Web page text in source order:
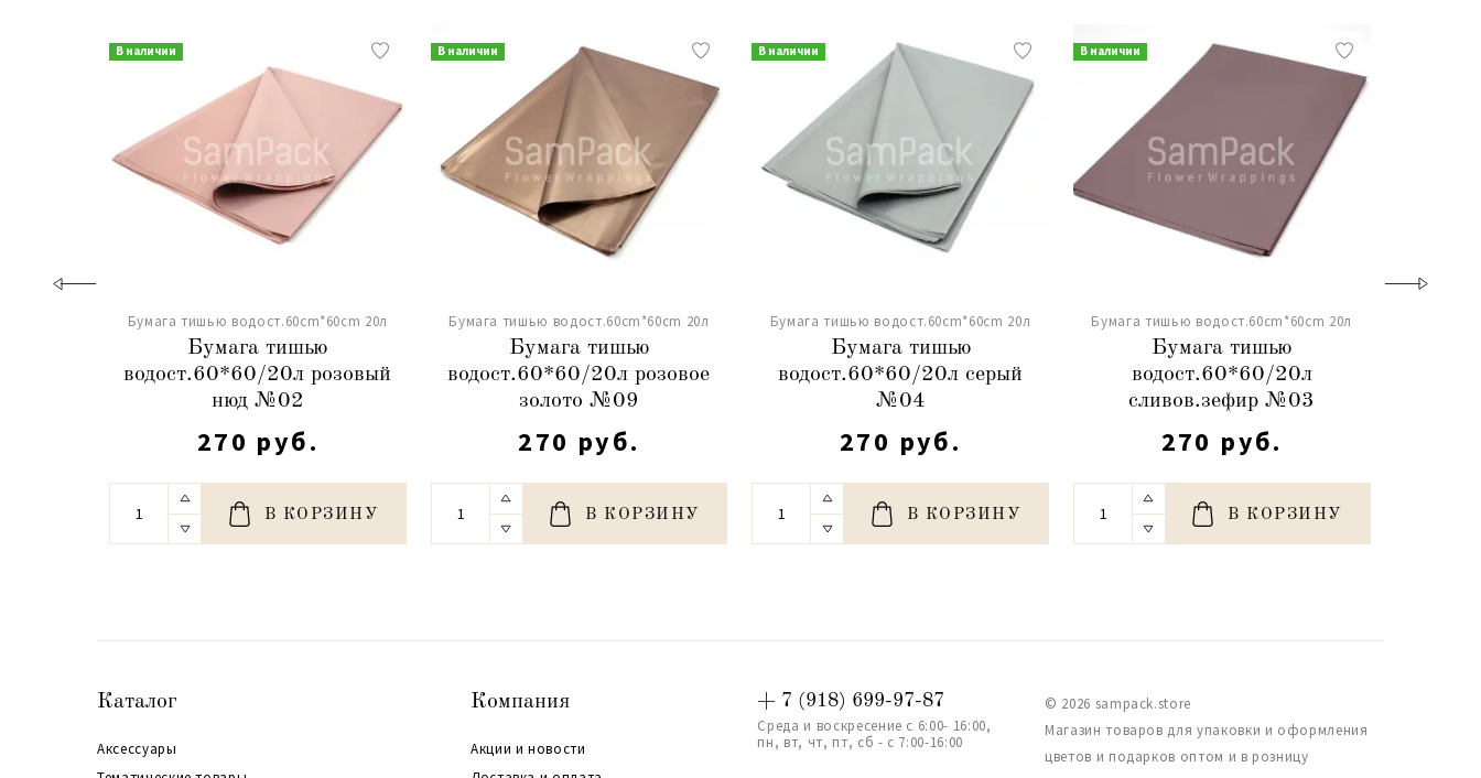
В наличии
Бумага тишью водост.60cm*60cm 20л
Бумага тишью
водост.60*60/20л розовый
нюд №02
270 руб.
В КОРЗИНУ
В наличии
Бумага тишью водост.60cm*60cm 20л
Бумага тишью
водост.60*60/20л розовое
золото №09
270 руб.
В КОРЗИНУ
В наличии
Бумага тишью водост.60cm*60cm 20л
Бумага тишью
водост.60*60/20л серый
№04
270 руб.
В КОРЗИНУ
В наличии
Бумага тишью водост.60cm*60cm 20л
Бумага тишью
водост.60*60/20л
сливов.зефир №03
270 руб.
В КОРЗИНУ
Каталог
Аксессуары
Компания
Акции и новости
+ 7 (918) 699-97-87
Среда и воскресение с 6:00- 16:00,
пн, вт, чт, пт, сб - с 7:00-16:00
© 2026 sampack.store
Магазин товаров для упаковки и оформления
цветов и подарков оптом и в розницу